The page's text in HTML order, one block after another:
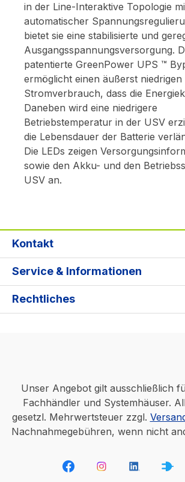
in der Line-Interaktive Topologie
automatischer
bietet sie eine stabilisierte und
Ausgangsspannungsversorgung.
patentierte GreenPower UPS ™
ermöglicht einen äußerst niedrigen
Stromverbrauch, dass die
Daneben wird eine niedrigere
Betriebstemperatur in der USV
die Lebensdauer der Batterie
Die LEDs zeigen
sowie den Akku- und den
USV an.
Kontakt
Service & Informationen
Rechtliches
Unser Angebot gilt ausschließlich
Fachhändler und Systemhäuser.
gesetzl. Mehrwertsteuer zzgl.
Nachnahmegebühren, wenn nicht